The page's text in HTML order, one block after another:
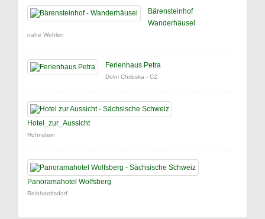
Bärensteinhof
Wanderhäusel
nahe Wehlen
Ferienhaus Petra
Dolni Chribska - CZ
Hotel_zur_Aussicht
Hohnstein
Panoramahotel Wolfsberg
Reinhardtsdorf